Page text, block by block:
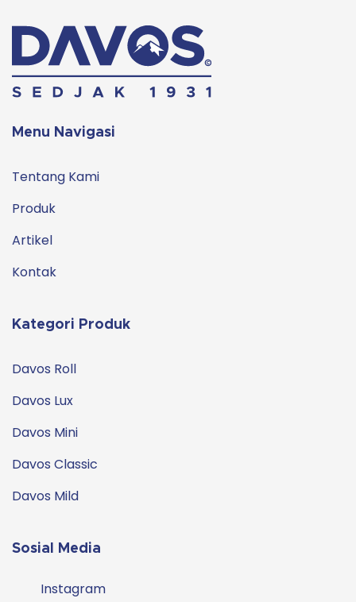
Menu Navigasi
Tentang Kami
Produk
Artikel
Kontak
Kategori Produk
Davos Roll
Davos Lux
Davos Mini
Davos Classic
Davos Mild
Sosial Media
Instagram